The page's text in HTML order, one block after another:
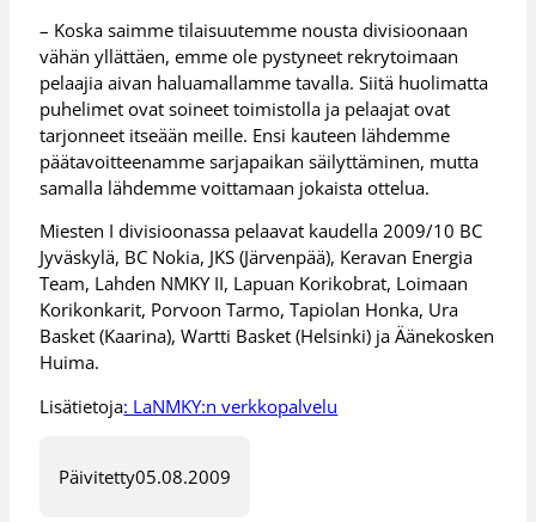
– Koska saimme tilaisuutemme nousta divisioonaan
vähän yllättäen, emme ole pystyneet rekrytoimaan
pelaajia aivan haluamallamme tavalla. Siitä huolimatta
puhelimet ovat soineet toimistolla ja pelaajat ovat
tarjonneet itseään meille. Ensi kauteen lähdemme
päätavoitteenamme sarjapaikan säilyttäminen, mutta
samalla lähdemme voittamaan jokaista ottelua.
Miesten I divisioonassa pelaavat kaudella 2009/10 BC
Jyväskylä, BC Nokia, JKS (Järvenpää), Keravan Energia
Team, Lahden NMKY II, Lapuan Korikobrat, Loimaan
Korikonkarit, Porvoon Tarmo, Tapiolan Honka, Ura
Basket (Kaarina), Wartti Basket (Helsinki) ja Äänekosken
Huima.
Lisätietoja: LaNMKY:n verkkopalvelu
Päivitetty05.08.2009